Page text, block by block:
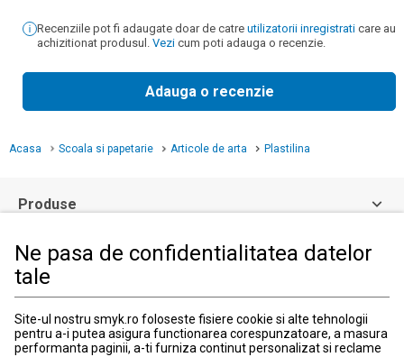
Ne pasa de confidentialitatea datelor
tale
Site-ul nostru smyk.ro foloseste fisiere cookie si alte tehnologii
pentru a-i putea asigura functionarea corespunzatoare, a masura
performanta paginii, a-ti furniza continut personalizat si reclame
Recenziile pot fi adaugate doar de catre utilizatorii inregistrati care au
achizitionat produsul. Vezi cum poti adauga o recenzie.
Adauga o recenzie
Acasa Scoala si papetarie Articole de arta Plastilina
Produse
Informatii clienti
Informatii legale